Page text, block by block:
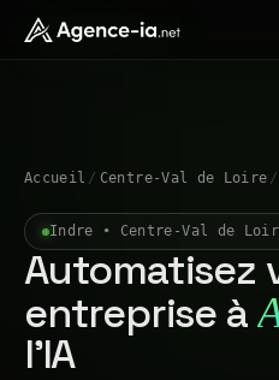
Accueil / Centre-Val de Loire /
Indre • Centre-Val de
Automatisez
entreprise à
l'IA